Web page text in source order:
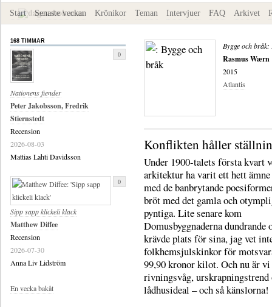
Start Senaste veckan Krönikor Teman Intervjuer FAQ Arkivet
Bygge och
Rasmus Wærn
2015
Atlantis
Konflikten håller
Under 1900-talets första kvart
arkitektur ha varit ett hett
med de banbrytande
bröt med det gamla och
pyntiga. Lite senare kom
Domusbyggnaderna dundrande
krävde plats för sina, jag vet
folkhemsjulskinkor för
99,90 kronor kilot. Och nu är
rivningsvåg, urskrapningstrend
lådhusideal – och så känslorna!
168 TIMMAR
Nationens fiender
Peter Jakobsson, Fredrik
Stiernstedt
Recension
2026-08-03
Mattias Lahti Davidsson
0
Sipp sapp klickeli klack
Matthew Diffee
Recension
2026-07-30
Anna Liv Lidström
0
En vecka bakåt